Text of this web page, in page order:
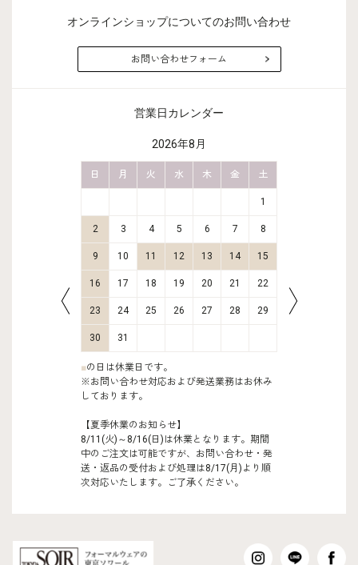
オンラインショップについてのお問い合わせ
お問い合わせフォーム
営業日カレンダー
2026年8月
日 月 火 水 木 金 土
1
2 3 4 5 6 7 8
9 10 11 12 13 14 15
16 17 18 19 20 21 22
23 24 25 26 27 28 29
30 31
■の日は休業日です。
※お問い合わせ対応および発送業務はお休み
しております。
【夏季休業のお知らせ】
8/11(火)～8/16(日)は休業となります。期間
中のご注文は可能ですが、お問い合わせ・発
送・返品の受付および処理は8/17(月)より順
次対応いたします。ご了承ください。